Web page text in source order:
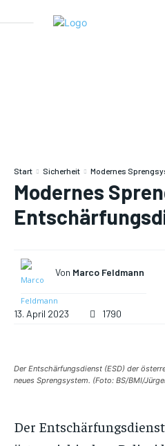
Start Sicherheit Modernes
Modernes
Von Marco Feldmann
13. April 2023 1790
Der Entschärfungsdienst (ESD) der
neues Sprengsystem. (Foto: BS/BMI/
Der Entschärfungsdienst